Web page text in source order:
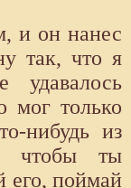
и он нанес
так, что я
мог только
нибудь из
чтобы ты
его, поймай